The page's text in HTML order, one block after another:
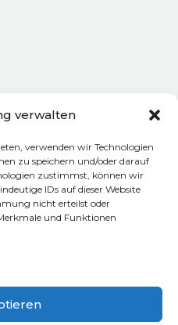
verwalten
verwenden wir Technologien
zu speichern und/oder darauf
zustimmst, können wir
IDs auf dieser Website
nicht erteilst oder
und Funktionen
Produkt der
09131 Chemnitz,